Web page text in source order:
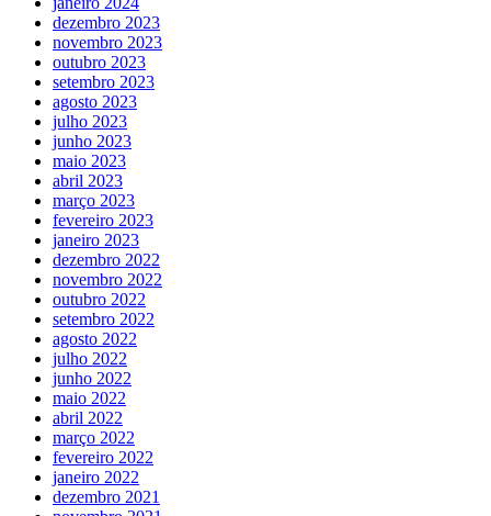
dezembro 2023
novembro 2023
outubro 2023
setembro 2023
agosto 2023
julho 2023
junho 2023
maio 2023
abril 2023
março 2023
fevereiro 2023
janeiro 2023
dezembro 2022
novembro 2022
outubro 2022
setembro 2022
agosto 2022
julho 2022
junho 2022
maio 2022
abril 2022
março 2022
fevereiro 2022
janeiro 2022
dezembro 2021